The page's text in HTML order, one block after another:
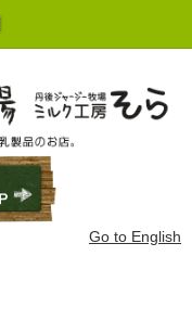
Go to English